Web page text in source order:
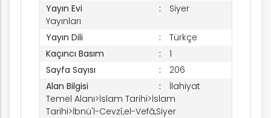
Yayın Evi
Siyer
Yayınları
Yayın Dili
Türkçe
Kaçıncı Basım
1
Sayfa Sayısı
206
Alan Bilgisi
İlahiyat
Temel Alanı>İslam Tarihi>İslam
Tarihi>İbnü'l-Cevzî,el-Vefâ,Siyer